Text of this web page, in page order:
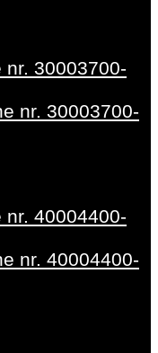
nr. 30003700-
nr. 30003700-
nr. 40004400-
nr. 40004400-